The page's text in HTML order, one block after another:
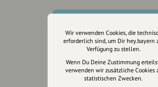
Wir verwenden Cookies, die
erforderlich sind, um Dir hey.bayern
Verfügung zu stellen.
Wenn Du Deine Zustimmung
verwenden wir zusätzliche Cookies
statistischen Zwecken.